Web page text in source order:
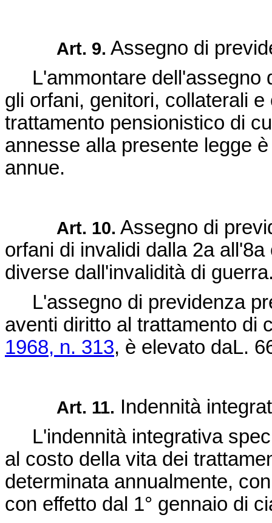
Art. 9. Assegno di
L'ammontare dell'assegno
gli orfani, genitori, collaterali
trattamento pensionistico di
annesse alla presente legge
annue.
Art. 10. Assegno di
orfani di invalidi dalla 2a
diverse dall'invalidità di
L'assegno di previdenza
aventi diritto al trattamento di
1968, n. 313, è elevato daL.
Art. 11. Indennità
L'indennità integrativa
al costo della vita dei
determinata annualmente,
con effetto dal 1° gennaio di